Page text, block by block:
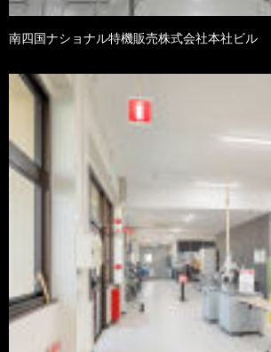
南四国ナショナル特機販売株式会社本社ビル